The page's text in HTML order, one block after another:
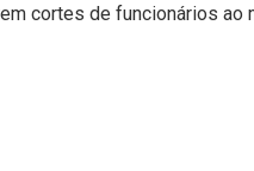
cortes de funcionários